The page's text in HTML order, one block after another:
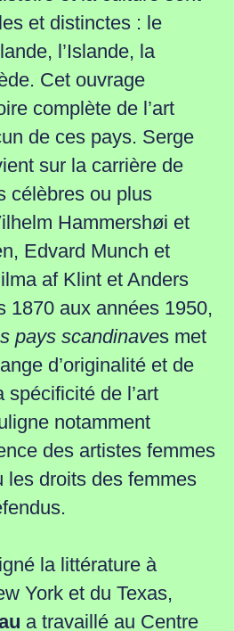
et distinctes : le
l’Islande, la
Cet ouvrage
complète de l’art
de ces pays. Serge
sur la carrière de
célèbres ou plus
Hammershøi et
Edvard Munch et
af Klint et Anders
1870 aux années 1950,
pays scandinaves met
d’originalité et de
de l’art
notamment
des artistes femmes
les droits des femmes
la littérature à
York et du Texas,
a travaillé au Centre